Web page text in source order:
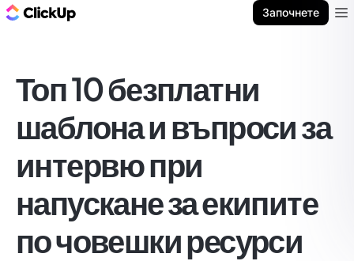
Започнете
Топ 10 безплатни
шаблона и въпроси за
интервю при
напускане за екипите
по човешки ресурси